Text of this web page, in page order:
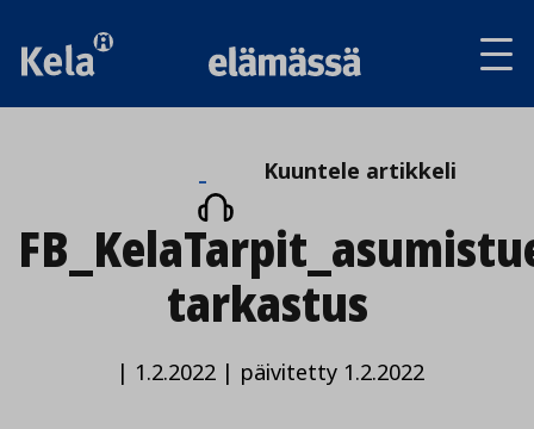
Kuuntele
artikkeli
Kuuntele artikkeli
tarkastus
| 1.2.2022| päivitetty 1.2.2022